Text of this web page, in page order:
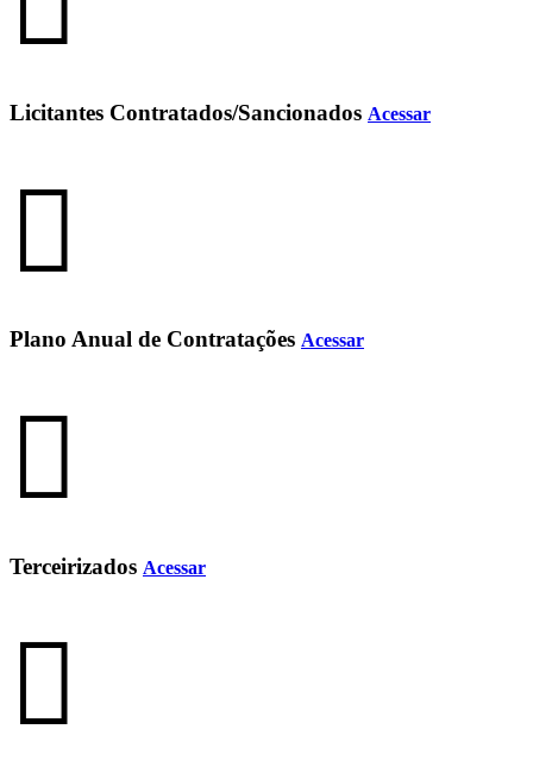
Licitantes Contratados/Sancionados Acessar
Plano Anual de Contratações Acessar
Terceirizados Acessar